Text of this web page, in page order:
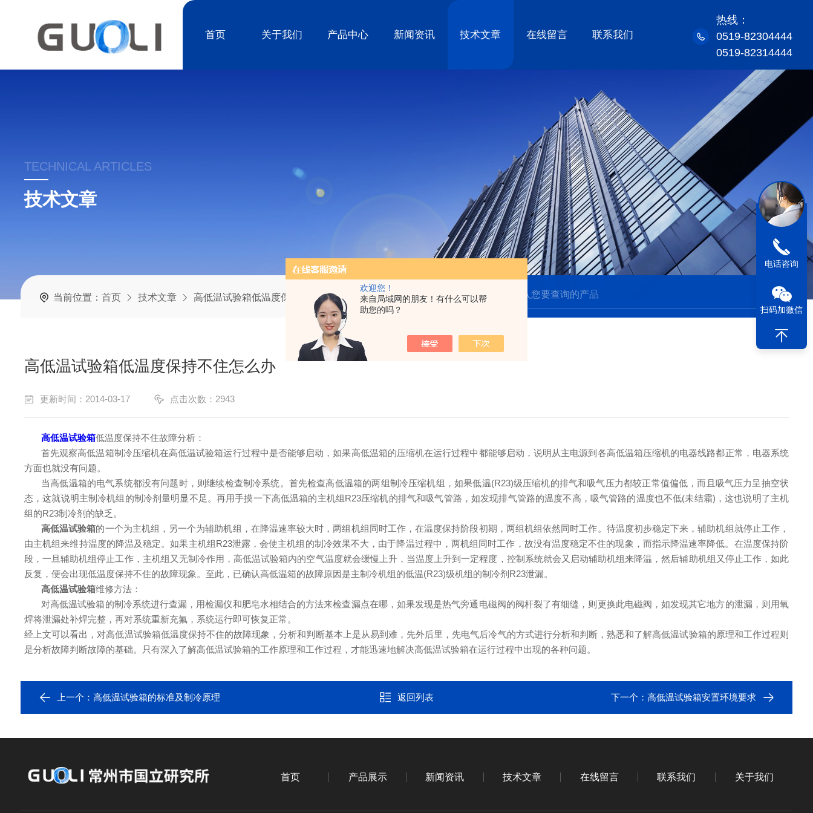
欢迎您！
来自局域网的朋友！有什么可以帮
助您的吗？
首页 关于我们 产品中心 新闻资讯 技术文章 在线留言 联系我们
热线：
0519-82304444
0519-82314444
TECHNICAL ARTICLES
技术文章
当前位置： 首页 技术文章 高低温试验箱低温度保持不住怎么办
高低温试验箱低温度保持不住怎么办
更新时间：2014-03-17 点击次数：2943
高低温试验箱低温度保持不住故障分析：
首先观察高低温箱制冷压缩机在高低温试验箱运行过程中是否能够启动，如果高低温箱的压缩机在运行过程中都能够启动，说明从主电源到各高低温箱压缩机的电器线路都正常，电器系统
方面也就没有问题。
当高低温箱的电气系统都没有问题时，则继续检查制冷系统。首先检查高低温箱的两组制冷压缩机组，如果低温(R23)级压缩机的排气和吸气压力都较正常值偏低，而且吸气压力呈抽空状
态，这就说明主制冷机组的制冷剂量明显不足。再用手摸一下高低温箱的主机组R23压缩机的排气和吸气管路，如发现排气管路的温度不高，吸气管路的温度也不低(未结霜)，这也说明了主机
组的R23制冷剂的缺乏。
高低温试验箱的一个为主机组，另一个为辅助机组，在降温速率较大时，两组机组同时工作，在温度保持阶段初期，两组机组依然同时工作。待温度初步稳定下来，辅助机组就停止工作，
由主机组来维持温度的降温及稳定。如果主机组R23泄露，会使主机组的制冷效果不大，由于降温过程中，两机组同时工作，故没有温度稳定不住的现象，而指示降温速率降低。在温度保持阶
段，一旦辅助机组停止工作，主机组又无制冷作用，高低温试验箱内的空气温度就会缓慢上升，当温度上升到一定程度，控制系统就会又启动辅助机组来降温，然后辅助机组又停止工作，如此
反复，便会出现低温度保持不住的故障现象。至此，已确认高低温箱的故障原因是主制冷机组的低温(R23)级机组的制冷剂R23泄漏。
高低温试验箱维修方法：
对高低温试验箱的制冷系统进行查漏，用检漏仪和肥皂水相结合的方法来检查漏点在哪，如果发现是热气旁通电磁阀的阀杆裂了有细缝，则更换此电磁阀，如发现其它地方的泄漏，则用氧
焊将泄漏处补焊完整，再对系统重新充氟，系统运行即可恢复正常。
经上文可以看出，对高低温试验箱低温度保持不住的故障现象，分析和判断基本上是从易到难，先外后里，先电气后冷气的方式进行分析和判断，熟悉和了解高低温试验箱的原理和工作过程则
是分析故障判断故障的基础。只有深入了解高低温试验箱的工作原理和工作过程，才能迅速地解决高低温试验箱在运行过程中出现的各种问题。
上一个： 高低温试验箱的标准及制冷原理 返回列表 下一个：高低温试验箱安置环境要求
首页 产品展示 新闻资讯 技术文章 在线留言 联系我们 关于我们
电话咨询
扫码加微信